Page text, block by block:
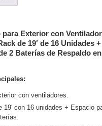
VGA
para Exterior con
de 19′ de 16 Unidades
2 Baterías de Respaldo
con ventiladores.
19′ con 16 unidades + Espacio